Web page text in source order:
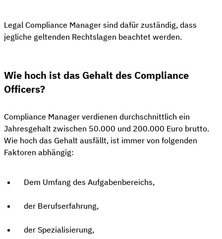
Legal Compliance Manager sind dafür zuständig, dass
jegliche geltenden Rechtslagen beachtet werden.
Wie hoch ist das Gehalt des Compliance
Officers?
Compliance Manager verdienen durchschnittlich ein
Jahresgehalt zwischen 50.000 und 200.000 Euro brutto.
Wie hoch das Gehalt ausfällt, ist immer von folgenden
Faktoren abhängig:
Dem Umfang des Aufgabenbereichs,
der Berufserfahrung,
der Spezialisierung,